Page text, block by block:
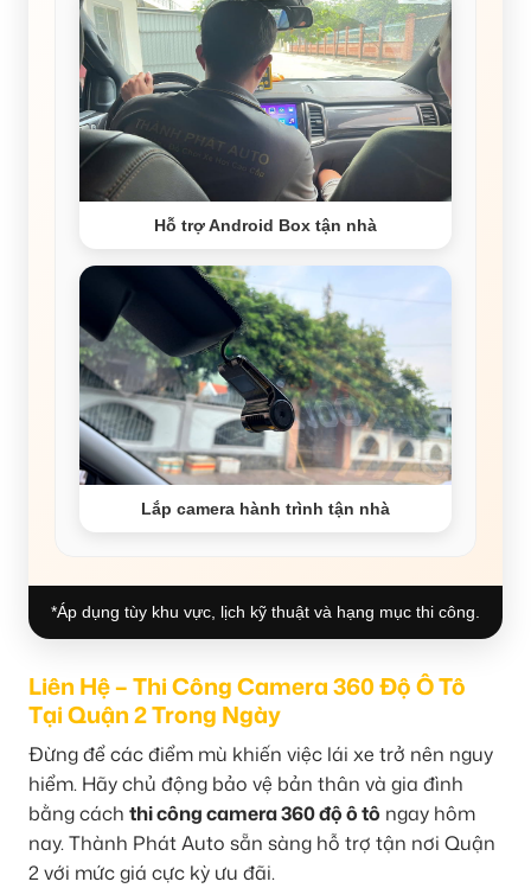
Hỗ trợ Android Box tận nhà
Lắp camera hành trình tận nhà
*Áp dụng tùy khu vực, lịch kỹ thuật và hạng mục thi công.
Liên Hệ – Thi Công Camera 360 Độ Ô Tô
Tại Quận 2 Trong Ngày
Đừng để các điểm mù khiến việc lái xe trở nên nguy
hiểm. Hãy chủ động bảo vệ bản thân và gia đình
bằng cách thi công camera 360 độ ô tô ngay hôm
nay. Thành Phát Auto sẵn sàng hỗ trợ tận nơi Quận
2 với mức giá cực kỳ ưu đãi.